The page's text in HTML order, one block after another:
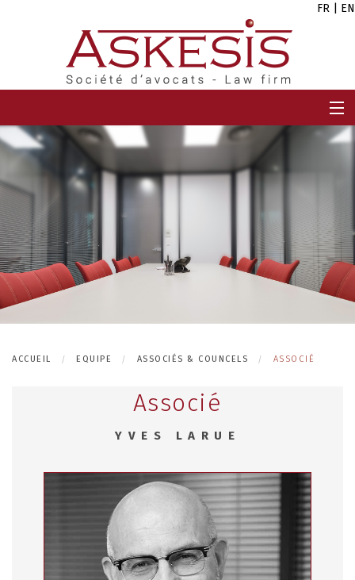
FR EN
EQUIPE
CARRIÈRES
ACTUALITÉS
ACCUEIL EQUIPE ASSOCIÉS & COUNCELS ASSOCIÉ
Associé
YVES LARUE